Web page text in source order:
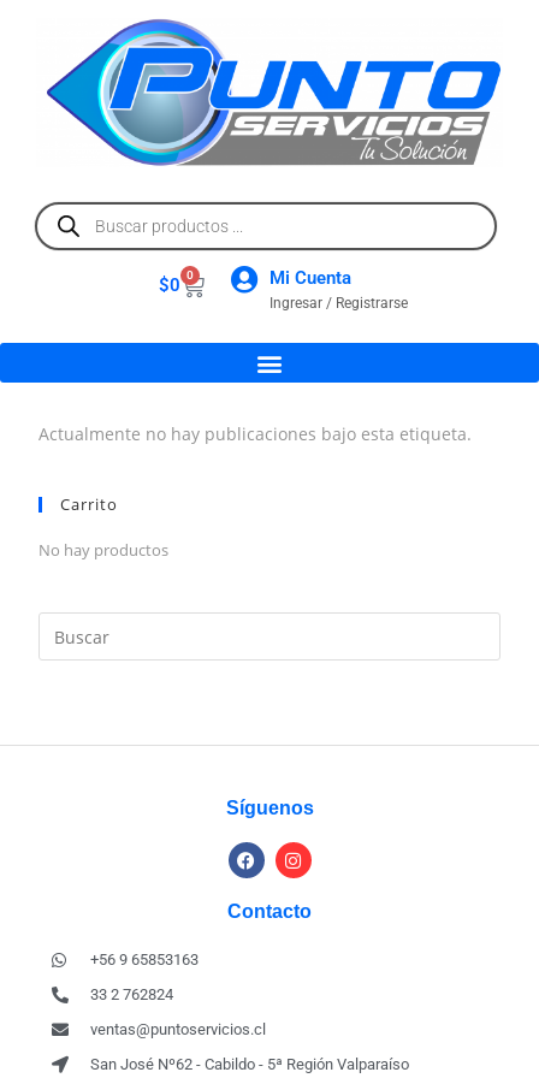
$0 0 Mi Cuenta
Ingresar / Registrarse
Actualmente no hay publicaciones bajo esta etiqueta.
Carrito
No hay productos
Síguenos
Contacto
+56 9 65853163
33 2 762824
ventas@puntoservicios.cl
San José Nº62 - Cabildo - 5ª Región Valparaíso